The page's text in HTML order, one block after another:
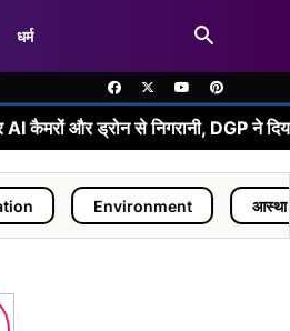
धर्म
से निगरानी, DGP ने दिया 'जीरो इंसीडेंट,
Environment आस्था धर्म